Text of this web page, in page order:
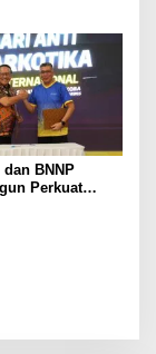
BNNP
Perkuat